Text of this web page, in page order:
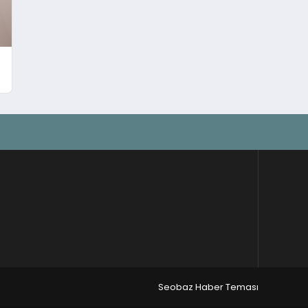
Seobaz Haber Teması